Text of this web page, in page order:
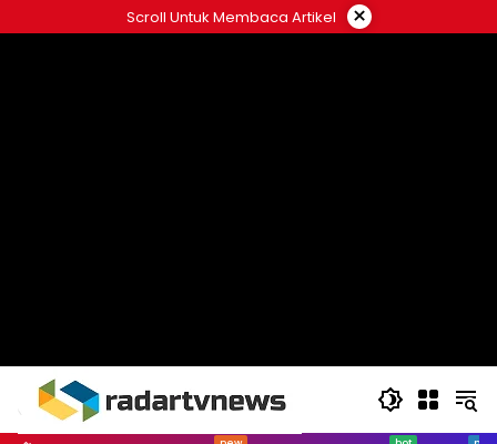
to
Scroll Untuk Membaca Artikel ×